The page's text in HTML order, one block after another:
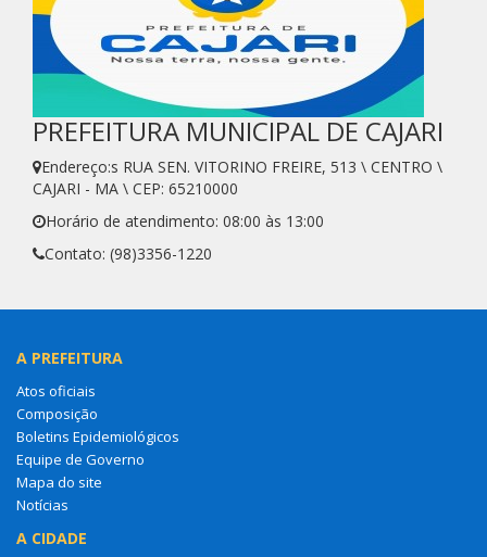
PREFEITURA MUNICIPAL DE CAJARI
Endereço:s RUA SEN. VITORINO FREIRE, 513 \ CENTRO \
CAJARI - MA \ CEP: 65210000
Horário de atendimento: 08:00 às 13:00
Contato: (98)3356-1220
A PREFEITURA
Atos oficiais
Composição
Boletins Epidemiológicos
Equipe de Governo
Mapa do site
Notícias
A CIDADE